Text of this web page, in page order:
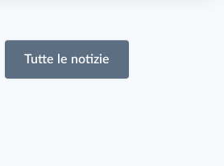
Tutte le notizie